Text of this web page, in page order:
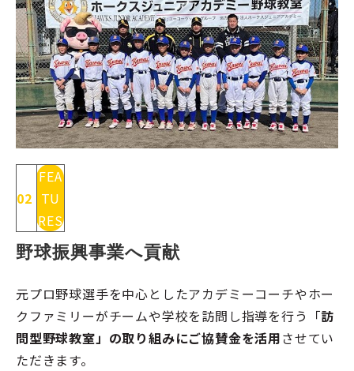
02
FEA
TU
RES
野球振興事業へ貢献
元プロ野球選手を中心としたアカデミーコーチやホー
クファミリーがチームや学校を訪問し指導を行う「訪
問型野球教室」の取り組みにご協賛金を活用させてい
ただきます。